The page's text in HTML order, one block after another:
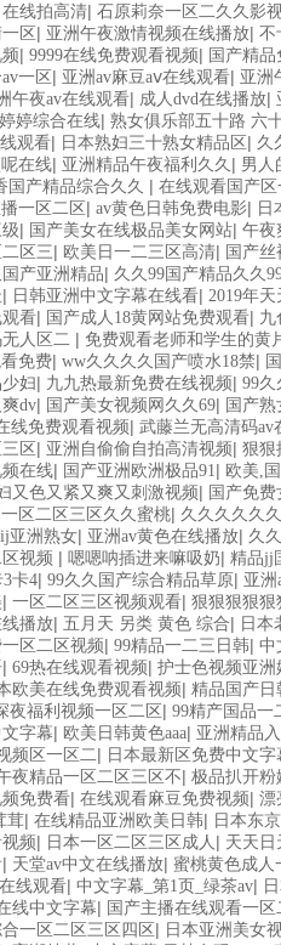
线拍高清| 石原莉奈一区二久久影
区 | 亚洲午夜激情视频在线播放| 不
| 9999在线免费观看视频| 国产精
一区| 亚洲av麻豆aⅴ在线观看| 亚洲
午夜av在线观看| 成人dvd在线播放|
婷综合在线| 熟女俱乐部五十路 六
观看| 日本熟妇三十熟女精品区 | 久
在线| 亚洲精品午夜福利久久 | 男人
国产精品综合久久 | 在线观看国产
一区二区 | av黄色日韩免费电影| 日
| 国产美女在线极品美女网站| 午夜
区三| 欧美日一二三区高清| 国产
产亚洲精品| 久久99国产精品久久
| 日韩亚洲中文字幕在线看| 2019年
看| 国产成人18黄网站免费观看| 九
人区二 | 免费观看老师和学生的黄
免费| ww久久久久国产喷水18禁|
妇| 九九热最新免费在线视频| 99久
dv| 国产美女视频网久久69| 国产
线免费观看视频| 武藤兰无高清码av
区 | 亚洲自偷偷自拍高清视频| 狠狠
在线| 国产亚洲欧洲极品91| 欧美,
又色又紧又爽又刺激视频| 国产免
区二区三区久久蜜桃| 久久久久久
亚洲熟女| 亚洲av黄色在线播放| 久
视频 | 嗯嗯呐插进来嘛吸奶| 精品jj
卡4| 99久久国产综合精品草原| 亚
| 一区二区三区视频观看| 狠狠狠狠狠
播放| 五月天 另类 黄色 综合| 日本
区二区视频| 99精品一二三日韩| 中
| 69热在线观看视频| 护士色视频亚洲
欧美在线免费观看视频| 精品国产日
夜福利视频一区二区| 99精产国品一
字幕| 欧美日韩黄色aaa| 亚洲精品
频区一区二| 日本最新区免费中文字
夜精品一区二区三区不| 极品扒开粉
免费看| 在线观看麻豆免费视频| 漂
茸| 在线精品亚洲欧美日韩| 日本东
频| 日本一区二区三区成人 | 天天日
| 天堂av中文在线播放| 蜜桃黄色成人
线观看| 中文字幕_第1页_绿茶av|
线中文字幕| 国产主播在线观看一区
一区二区三区四区 | 日本亚洲美女